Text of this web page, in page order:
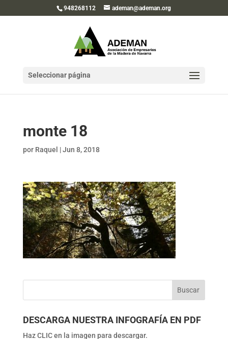
948268112 ademan@ademan.org
Seleccionar página
monte 18
por Raquel |Jun 8, 2018
DESCARGA NUESTRA INFOGRAFÍA EN PDF
Haz CLIC en la imagen para descargar.